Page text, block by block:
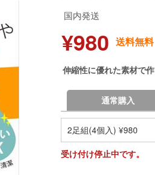
国内発送
¥980 送料無料
伸縮性に優れた素材で
通常購入
2足組(4個入) ¥980
受け付け停止中です。